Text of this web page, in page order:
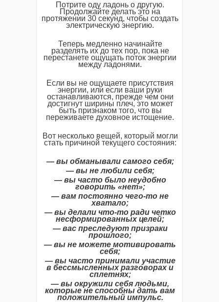
Потрите оду ладонь о другую.
Продолжайте делать это на
протяжении 30 секунд, чтобы создать
электрическую энергию.
Теперь медленно начинайте
разделять их до тех пор, пока не
перестанете ощущать поток энергии
между ладонями.
Если вы не ощущаете присутствия
энергии, или если ваши руки
останавливаются, прежде чем они
достигнут ширины плеч, это может
быть признаком того, что вы
переживаете духовное истощение.
Вот несколько вещей, который могли
стать причиной текущего состояния:
— вы обманывали самого себя;
— вы не любили себя;
— вы часто было неудобно
говорить «нет»;
— вам постоянно чего-то не
хватало;
— вы делали что-то ради четко
несформированных целей;
— вас преследуют призраки
прошлого;
— вы не можете мотивировать
себя;
— вы часто принимали участие
в бессмысленных разговорах и
сплетнях;
— вы окружили себя людьми,
которые не способны дать вам
положительный импульс.